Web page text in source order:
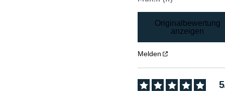
Originalbewertung
anzeigen
Melden
5